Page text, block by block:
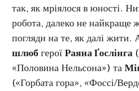
так, як мріялося в юності.
робота, далеко не найкраще
погляди на те, як далі жити.
шлюбгероїРаяна Ґослінга
«Половина Нельсона») та
(«Горбата гора», «Фоссі/